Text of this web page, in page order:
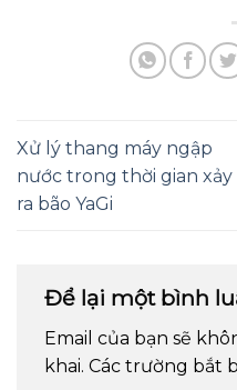
Xử lý thang máy ngập
nước trong thời gian xảy
ra bão YaGi
Để lại một bình
Email của bạn sẽ
khai. Các trường bắt